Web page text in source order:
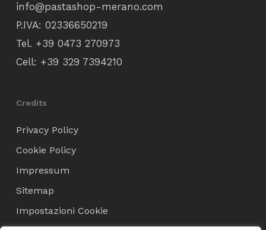
info@pastashop-merano.com
P.IVA: 02336650219
Tel. +39 0473 270973
Cell: +39 329 7394210
Credits
Privacy Policy
Cookie Policy
Impressum
Sitemap
Impostazioni Cookie